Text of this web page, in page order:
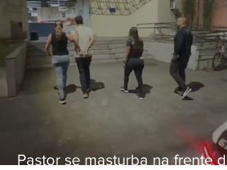
Pastor se masturba na frente de